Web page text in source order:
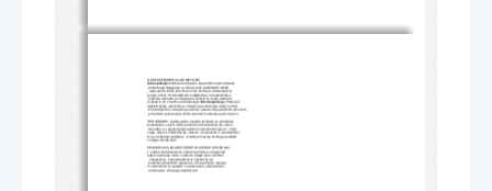
NEEKSPERIMENTALNE METODE
Introspekcija:prednosti:omogoča neposredno spoznavanje
duševnega dogajanja, je temelj vseh psiholoških tehnik
, opazujemo lahko procese ki niso dostopni ekstraspekciji
(sanje, misli). Pomankljivost: subjektivna, in nepreverljiva
metoda, uporaba je omejena na ljudi ki se znajo ustrezno
izražati in so zmožni samorefleksije. Ekstraspekcija: Prednosti:
objektivnejša, preverljiva, omogoča proučevanje živali in otrok.
Pomankljivosti: omogoča posredno oprazovanje psihičnih procesov,
prisotnost opazovalcev lahko spremeni vedenje opazovancev
VPRAŠALNIK: raziskovalna metoda pri kateri so vprašanja
postavljena v pisni obliki, prisotnost raziskovalca pa nujna.
Uporaba: za ugotavljanje splošnih zakonitosti pojavov. Vrste:
zaprt, odprt, kombiniran tip. Ankete: sestavljena iz vprašalnikov.
Gre za zbiranje podatkov, ki kažejo mnenja ali druge podatke
večjega števila ljudi
PRIMERJAVA ZNANSTVENIH IN LAIČNIH SPOZNANJ
1.Laična:neznanstvena, zdravorazumska; omogočajo
lažjo orientacijo zlasti v odnosu drugih ljudi; površna
, subjektivna, nesistematična in nektirična ter
podvržena številnim napakam. 2.Znanstvena: teorijen
in zakonitosti so podprte z raziskavami; sistematično
načrtovane; čimvečja objektivnost